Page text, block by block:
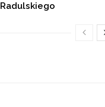
Radulskiego